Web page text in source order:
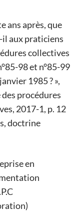
ans après, que
aux praticiens
collectives
98 et n°85-99
1985 ? »,
des procédures
2017-1, p. 12
doctrine
en